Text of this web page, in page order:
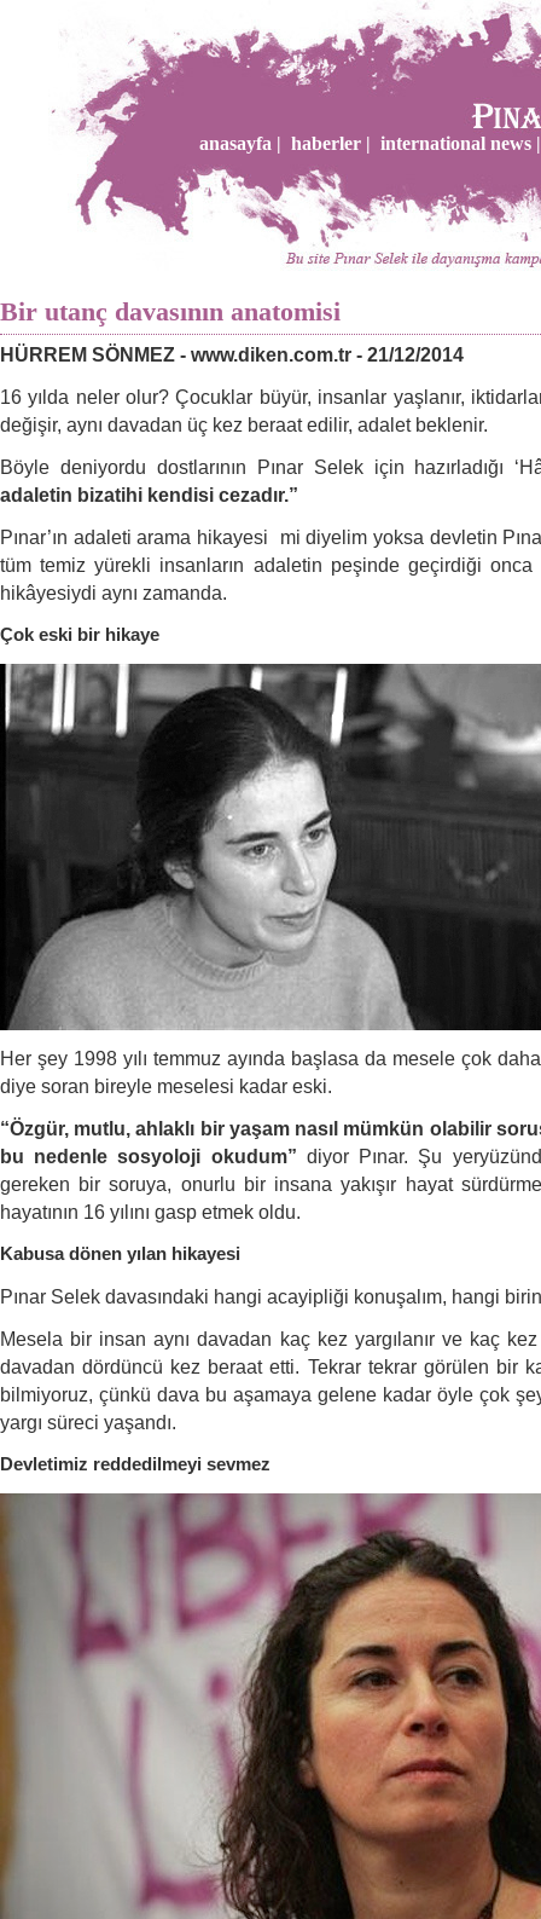
anasayfa | haberler | international news |
Bir utanç davasının anatomisi
HÜRREM SÖNMEZ - www.diken.com.tr - 21/12/2014
16 yılda neler olur? Çocuklar büyür, insanlar yaşlanır,
değişir, aynı davadan üç kez beraat edilir, adalet beklenir.
Böyle deniyordu dostlarının Pınar Selek için hazırladığı
adaletin bizatihi kendisi cezadır.”
Pınar’ın adaleti arama hikayesi mi diyelim yoksa devletin
tüm temiz yürekli insanların adaletin peşinde geçirdiği
hikâyesiydi aynı zamanda.
Çok eski bir hikaye
Her şey 1998 yılı temmuz ayında başlasa da mesele çok
diye soran bireyle meselesi kadar eski.
“Özgür, mutlu, ahlaklı bir yaşam nasıl mümkün olabilir
bu nedenle sosyoloji okudum” diyor Pınar. Şu
gereken bir soruya, onurlu bir insana yakışır hayat
hayatının 16 yılını gasp etmek oldu.
Kabusa dönen yılan hikayesi
Pınar Selek davasındaki hangi acayipliği konuşalım, hangi
Mesela bir insan aynı davadan kaç kez yargılanır ve kaç
davadan dördüncü kez beraat etti. Tekrar tekrar görülen bir
bilmiyoruz, çünkü dava bu aşamaya gelene kadar öyle çok
yargı süreci yaşandı.
Devletimiz reddedilmeyi sevmez